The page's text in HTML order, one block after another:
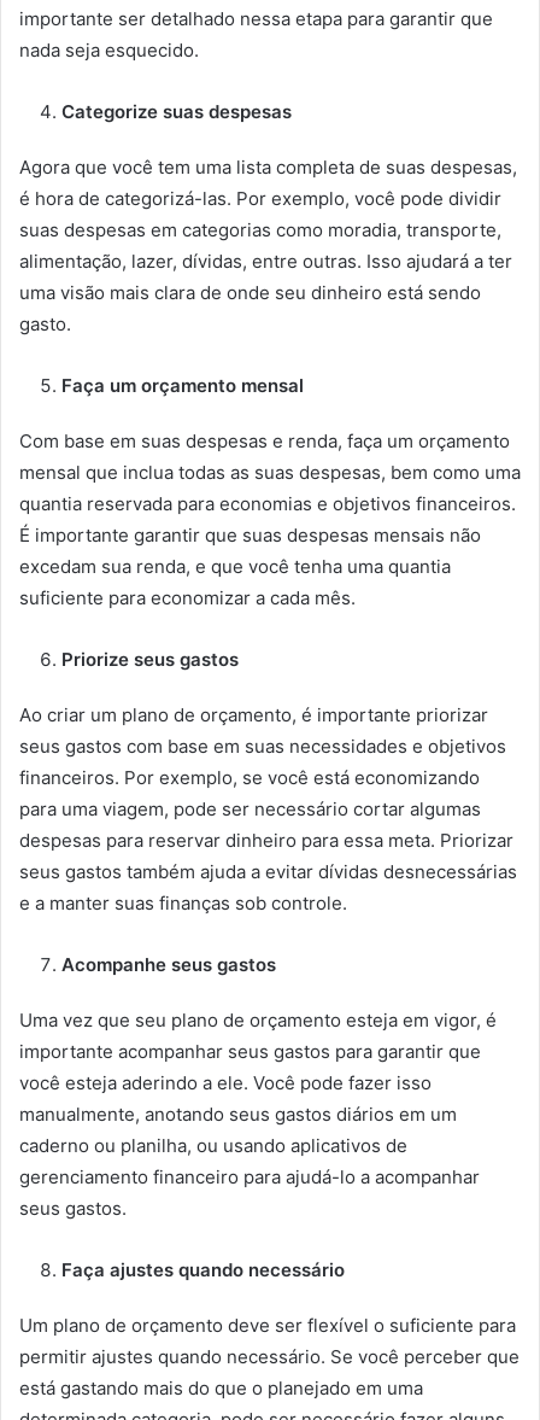
importante ser detalhado nessa etapa para garantir que
nada seja esquecido.
Categorize suas despesas
Agora que você tem uma lista completa de suas despesas,
é hora de categorizá-las. Por exemplo, você pode dividir
suas despesas em categorias como moradia, transporte,
alimentação, lazer, dívidas, entre outras. Isso ajudará a ter
uma visão mais clara de onde seu dinheiro está sendo
gasto.
Faça um orçamento mensal
Com base em suas despesas e renda, faça um orçamento
mensal que inclua todas as suas despesas, bem como uma
quantia reservada para economias e objetivos financeiros.
É importante garantir que suas despesas mensais não
excedam sua renda, e que você tenha uma quantia
suficiente para economizar a cada mês.
Priorize seus gastos
Ao criar um plano de orçamento, é importante priorizar
seus gastos com base em suas necessidades e objetivos
financeiros. Por exemplo, se você está economizando
para uma viagem, pode ser necessário cortar algumas
despesas para reservar dinheiro para essa meta. Priorizar
seus gastos também ajuda a evitar dívidas desnecessárias
e a manter suas finanças sob controle.
Acompanhe seus gastos
Uma vez que seu plano de orçamento esteja em vigor, é
importante acompanhar seus gastos para garantir que
você esteja aderindo a ele. Você pode fazer isso
manualmente, anotando seus gastos diários em um
caderno ou planilha, ou usando aplicativos de
gerenciamento financeiro para ajudá-lo a acompanhar
seus gastos.
Faça ajustes quando necessário
Um plano de orçamento deve ser flexível o suficiente para
permitir ajustes quando necessário. Se você perceber que
está gastando mais do que o planejado em uma